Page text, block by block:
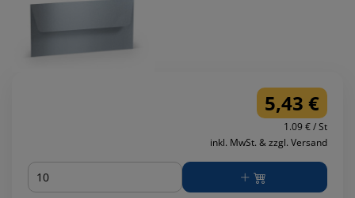
5,43 €
1.09 € / St
inkl. MwSt. & zzgl. Versand
Menge